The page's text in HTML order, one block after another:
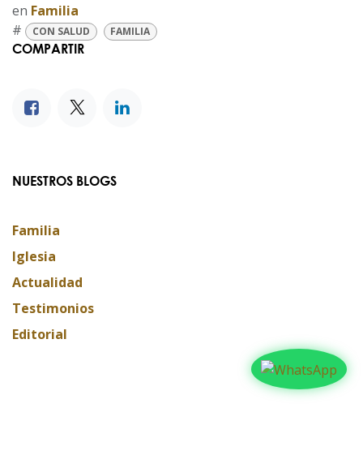
en Familia
#
CON SALUD FAMILIA
COMPARTIR
NUESTROS BLOGS
Familia
Iglesia
Actualidad
Testimonios
Editorial